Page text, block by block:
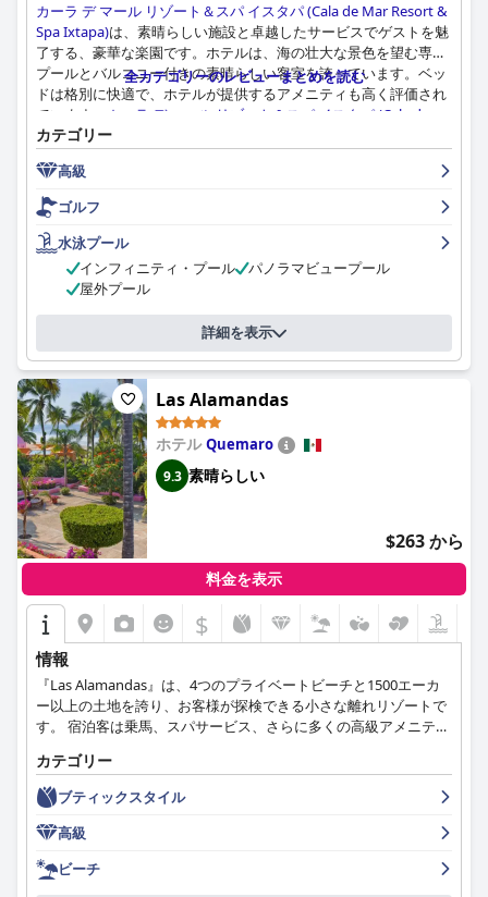
カーラ デ マール リゾート＆スパ イスタパ (Cala de Mar Resort &
Spa Ixtapa)は、素晴らしい施設と卓越したサービスでゲストを魅
了する、豪華な楽園です。ホテルは、海の壮大な景色を望む専用
プールとバルコニー付きの素晴らしい客室を誇っています。ベッ
ドは格別に快適で、ホテルが提供するアメニティも高く評価され
ています。
カーラ デ マール リゾート＆スパ イスタパ (Cala de
Mar Resort & Spa Ixtapa)
忘れられない思い出を作る機会をたくさん提供します。卓越した
スタッフは、最高のサービスを提供し、ゲストにとってこれまで
で最高の旅行の一つとなっています。ホテルは、あらゆるリクエ
ストに応え、可能な限り最高のサービスを提供することに誇りを
持っています。スタッフの親切さと温かさが、このリゾートでの
思い出に残る滞在を演出します。全体として、ゲストは
マール リゾート＆スパ イスタパ (Cala de Mar Resort & Spa
Ixtapa)が単に最高で、格別で、素晴らしい選択肢であると絶賛し
ています。
全カテゴリーのレビューまとめを読む
カテゴリー
高級
ゴルフ
水泳プール
インフィニティ・プール
パノラマビュープール
屋外プール
詳細を表示
Las Alamandas
ホテルQuemaro
9.3 素晴らしい
$263 から
料金を表示
$
情報
『Las Alamandas』は、4つのプライベートビーチと1500エーカ
ー以上の土地を誇り、お客様が探検できる小さな離れリゾートで
す。 宿泊客は乗馬、スパサービス、さらに多くの高級アメニティ
カテゴリー
ブティックスタイル
高級
ビーチ